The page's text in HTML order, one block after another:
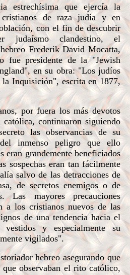
que ejercía la
de raza judía y en
con el fin de descubrir
judaísmo clandestino, el
Frederik David Mocatta,
fue presidente de la "Jewish
en su obra: "Los judíos
Inquisición", escrita en 1877,
por fuera los más devotos
continuaron siguiendo
las observancias de su
inmenso peligro que ello
eran grandemente beneficiados
sospechas eran tan fácilmente
salvo de las detracciones de
de secretos enemigos o de
Las mayores precauciones
a los cristianos nuevos de las
de una tendencia hacia el
y especialmente su
vigilados".
hebreo asegurando que
observaban el rito católico,